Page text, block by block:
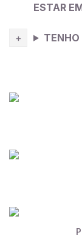
ESTAR